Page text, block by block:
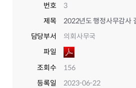
번호
3
제목
2022년도 행정사무감사
담당부서
의회사무국
파일
조회수
156
등록일
2023-06-22